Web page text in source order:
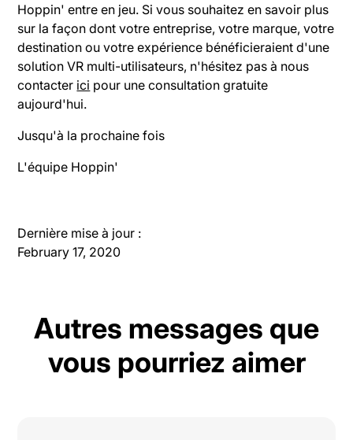
Hoppin' entre en jeu. Si vous souhaitez en savoir plus
sur la façon dont votre entreprise, votre marque, votre
destination ou votre expérience bénéficieraient d'une
solution VR multi-utilisateurs, n'hésitez pas à nous
contacter ici pour une consultation gratuite
aujourd'hui.
Jusqu'à la prochaine fois
L'équipe Hoppin'
Dernière mise à jour :
February 17, 2020
Autres messages que
vous pourriez aimer